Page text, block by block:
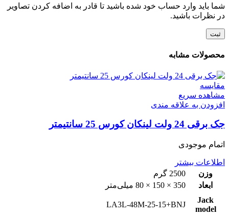
شما باید وارد حساب خود شده باشید تا قادر به اضافه کردن تصاویر
در نظرات باشید.
محصولات مشابه
مقایسه
مشاهده سریع
افزودن به علاقه مندی
جک برقی 24 ولت لینکان کورس 25 سانتیمتر
اتمام موجودی
اطلاعات بیشتر
وزن
2500 گرم
ابعاد
350 × 150 × 80 میلی‌متر
Jack
model
LA3L-48M-25-15+BNJ